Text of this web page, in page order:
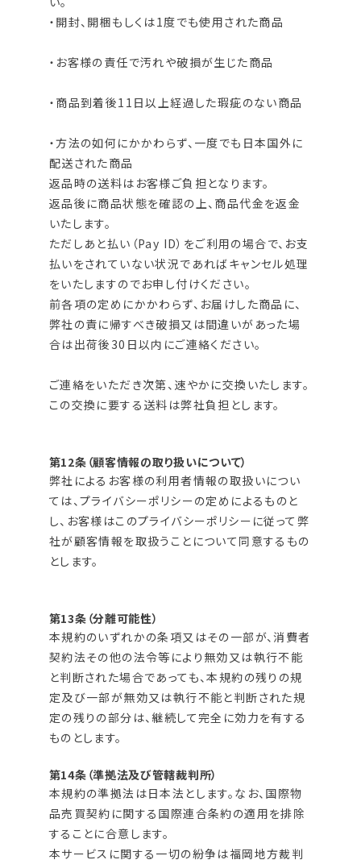
・開封、開梱もしくは1度でも使用された商品
・お客様の責任で汚れや破損が生じた商品
・商品到着後11日以上経過した瑕疵のない商品
・方法の如何にかかわらず、一度でも日本国外に
配送された商品
返品時の送料はお客様ご負担となります。
返品後に商品状態を確認の上、商品代金を返金
いたします。
ただしあと払い（Pay ID）をご利用の場合で、お支
払いをされていない状況であればキャンセル処理
をいたしますのでお申し付けください。
前各項の定めにかかわらず、お届けした商品に、
弊社の責に帰すべき破損又は間違いがあった場
合は出荷後30日以内にご連絡ください。
ご連絡をいただき次第、速やかに交換いたします。
この交換に要する送料は弊社負担とします。
第12条（顧客情報の取り扱いについて）
弊社によるお客様の利用者情報の取扱いについ
ては、プライバシーポリシーの定めによるものと
し、お客様はこのプライバシーポリシーに従って弊
社が顧客情報を取扱うことについて同意するもの
とします。
第13条（分離可能性）
本規約のいずれかの条項又はその一部が、消費者
契約法その他の法令等により無効又は執行不能
と判断された場合であっても、本規約の残りの規
定及び一部が無効又は執行不能と判断された規
定の残りの部分は、継続して完全に効力を有する
ものとします。
第14条（準拠法及び管轄裁判所）
本規約の準拠法は日本法とします。なお、国際物
品売買契約に関する国際連合条約の適用を排除
することに合意します。
本サービスに関する一切の紛争は福岡地方裁判